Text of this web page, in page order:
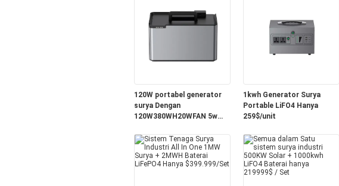
120W portabel generator
surya Dengan
120W380WH20WFAN 5w
1kwh Generator Surya
Portable LiFO4 Hanya
259$/unit